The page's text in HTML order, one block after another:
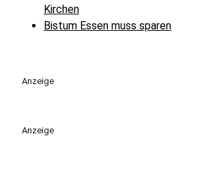
Kirchen
Bistum Essen muss sparen
Anzeige
Anzeige